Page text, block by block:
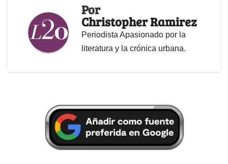
Por
Christopher Ramirez
Periodista Apasionado por la
literatura y la crónica urbana.